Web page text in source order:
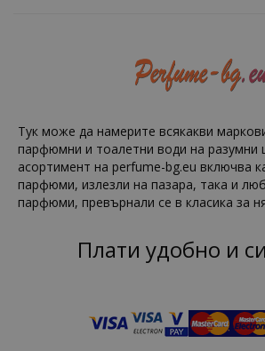
Тук може да намерите всякакви
парфюмни и тоалетни води на разумни
асортимент на perfume-bg.eu включва
парфюми, излезли на пазара, така и
парфюми, превърнали се в класика за
Плати удобно и